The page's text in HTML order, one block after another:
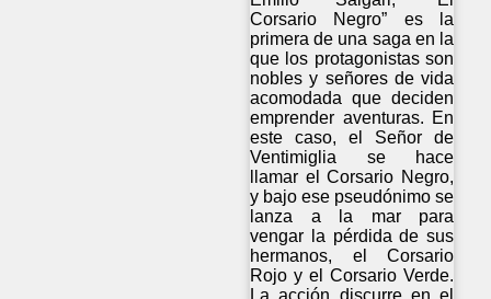
Corsario Negro” es la
primera de una saga en la
que los protagonistas son
nobles y señores de vida
acomodada que deciden
emprender aventuras. En
este caso, el Señor de
Ventimiglia se hace
llamar el Corsario Negro,
y bajo ese pseudónimo se
lanza a la mar para
vengar la pérdida de sus
hermanos, el Corsario
Rojo y el Corsario Verde.
La acción discurre en el